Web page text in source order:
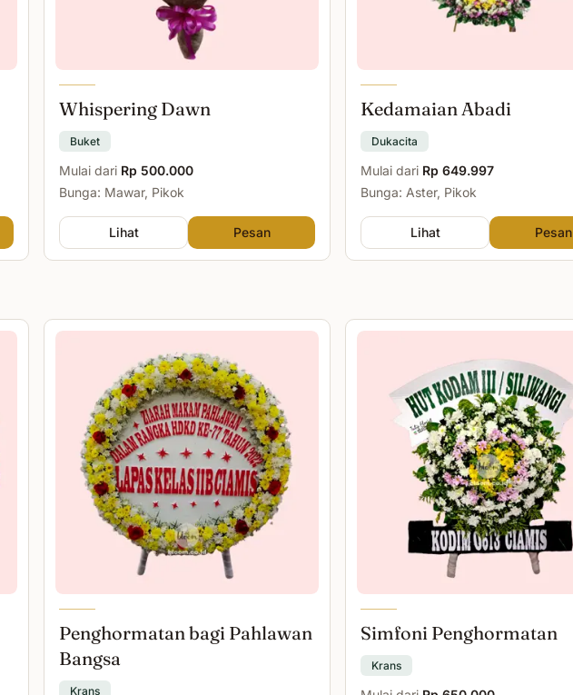
Whispering Dawn
Buket
Mulai dari Rp 500.000
Bunga: Mawar, Pikok
Lihat Pesan
Kedamaian Abadi
Dukacita
Mulai dari Rp 649.997
Bunga: Aster, Pikok
Lihat Pesan
Penghormatan bagi Pahlawan
Bangsa
Krans
Simfoni Penghormatan
Krans